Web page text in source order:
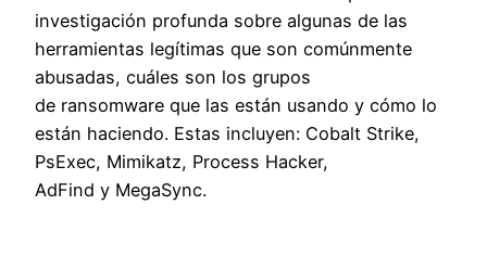
investigación profunda sobre algunas de las
herramientas legítimas que son comúnmente
abusadas, cuáles son los grupos
de ransomware que las están usando y cómo lo
están haciendo. Estas incluyen: Cobalt Strike,
PsExec, Mimikatz, Process Hacker,
AdFind y MegaSync.